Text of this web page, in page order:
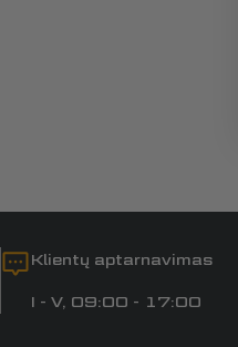
Klientų aptarnavimas
I - V, 09:00 - 17:00